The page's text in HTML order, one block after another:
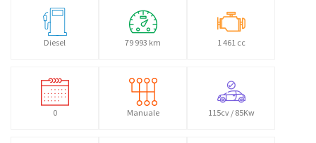
Diesel 79 993 km 1 461 cc
0 Manuale 115cv / 85Kw